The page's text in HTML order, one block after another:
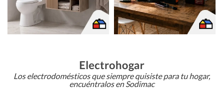
Electrohogar
Los electrodomésticos que siempre quisiste para tu hogar,
encuéntralos en Sodimac